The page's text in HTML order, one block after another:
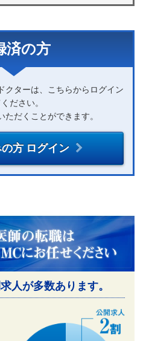
済の方
クターは、こちらからログイン
ださい。
ただくことができます。
方 ログイン
人が多数あります。